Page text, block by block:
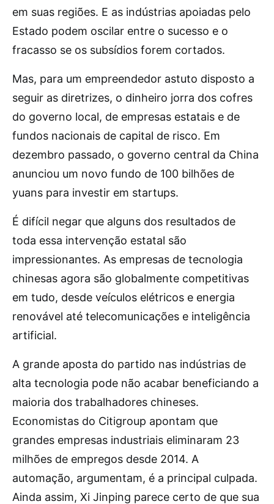
em suas regiões. E as indústrias apoiadas pelo
Estado podem oscilar entre o sucesso e o
fracasso se os subsídios forem cortados.
Mas, para um empreendedor astuto disposto a
seguir as diretrizes, o dinheiro jorra dos cofres
do governo local, de empresas estatais e de
fundos nacionais de capital de risco. Em
dezembro passado, o governo central da China
anunciou um novo fundo de 100 bilhões de
yuans para investir em startups.
É difícil negar que alguns dos resultados de
toda essa intervenção estatal são
impressionantes. As empresas de tecnologia
chinesas agora são globalmente competitivas
em tudo, desde veículos elétricos e energia
renovável até telecomunicações e inteligência
artificial.
A grande aposta do partido nas indústrias de
alta tecnologia pode não acabar beneficiando a
maioria dos trabalhadores chineses.
Economistas do Citigroup apontam que
grandes empresas industriais eliminaram 23
milhões de empregos desde 2014. A
automação, argumentam, é a principal culpada.
Ainda assim, Xi Jinping parece certo de que sua